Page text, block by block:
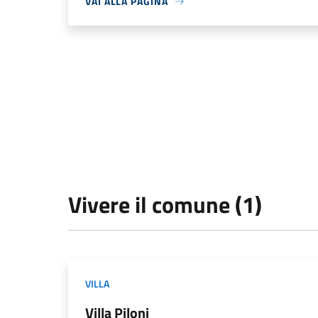
Vivere il comune (1)
VILLA
Villa Piloni